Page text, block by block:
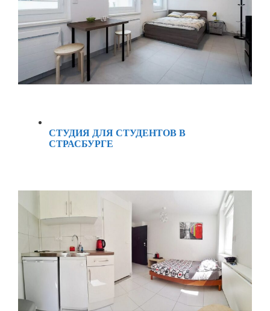
СТУДИЯ ДЛЯ СТУДЕНТОВ В
СТРАСБУРГЕ